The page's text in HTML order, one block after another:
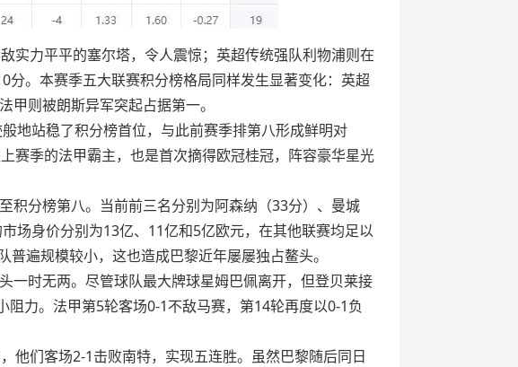
实力平平的塞尔塔，令人震惊；英超传统强队利物浦则在
。本赛季五大联赛积分榜格局同样发生显著变化：英超
则被朗斯异军突起占据第一。
地站稳了积分榜首位，与此前赛季排第八形成鲜明对
赛季的法甲霸主，也是首次摘得欧冠桂冠，阵容豪华星光
积分榜第八。当前前三名分别为阿森纳（33分）、曼城
场身价分别为13亿、11亿和5亿欧元，在其他联赛均足以
遍规模较小，这也造成巴黎近年屡屡独占鳌头。
一时无两。尽管球队最大牌球星姆巴佩离开，但登贝莱接
力。法甲第5轮客场0-1不敌马赛，第14轮再度以0-1负
他们客场2-1击败南特，实现五连胜。虽然巴黎随后同日